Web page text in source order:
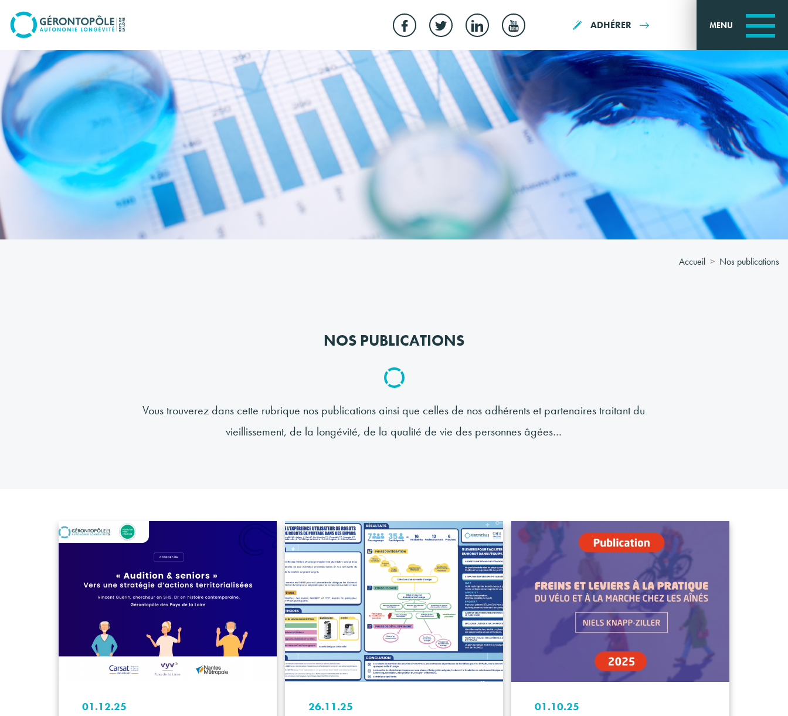
Go to
main
content ADHÉRER MENU
Accueil Nos publications
NOS PUBLICATIONS
Vous trouverez dans cette rubrique nos publications ainsi que celles de nos adhérents et partenaires traitant du
vieillissement, de la longévité, de la qualité de vie des personnes âgées…
01.12.25
26.11.25
01.10.25